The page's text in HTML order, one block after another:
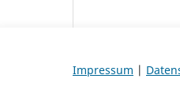
Impressum |